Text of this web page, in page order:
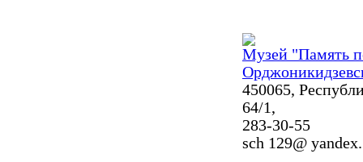
Музей "Память
450065,
64/1,
283-30-55
sch 129@